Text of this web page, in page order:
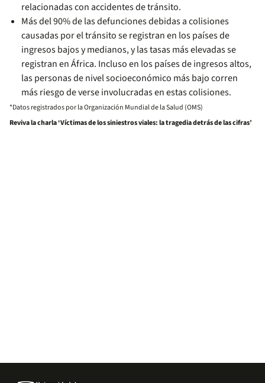
relacionadas con accidentes de tránsito.
Más del 90% de las defunciones debidas a colisiones
causadas por el tránsito se registran en los países de
ingresos bajos y medianos, y las tasas más elevadas se
registran en África. Incluso en los países de ingresos altos,
las personas de nivel socioeconómico más bajo corren
más riesgo de verse involucradas en estas colisiones.
*Datos registrados por la Organización Mundial de la Salud (OMS)
Reviva la charla ‘Víctimas de los siniestros viales: la tragedia detrás de las cifras’